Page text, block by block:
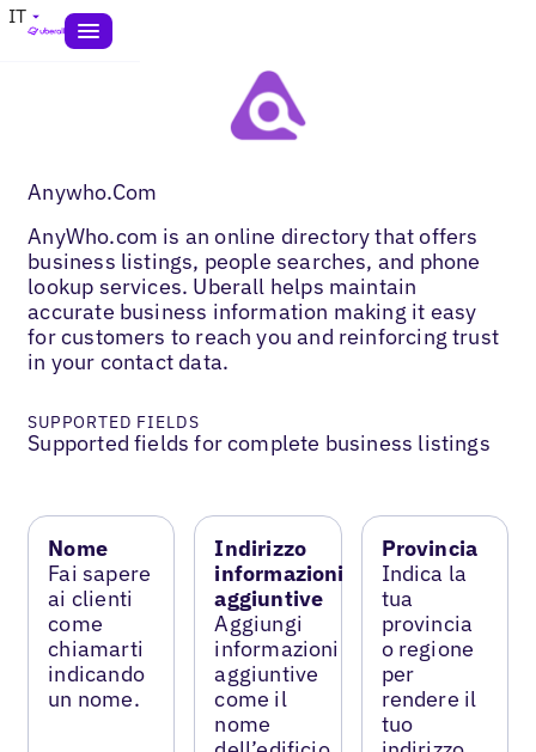
IT
Anywho.Com
AnyWho.com is an online directory that offers
business listings, people searches, and phone
lookup services. Uberall helps maintain
accurate business information making it easy
for customers to reach you and reinforcing trust
in your contact data.
SUPPORTED FIELDS
Supported fields for complete business listings
Nome
Fai sapere
ai clienti
come
chiamarti
indicando
un nome.
Indirizzo
informazioni
aggiuntive
Aggiungi
informazioni
aggiuntive
come il
nome
Provincia
Indica la
tua
provincia
o regione
per
rendere il
tuo